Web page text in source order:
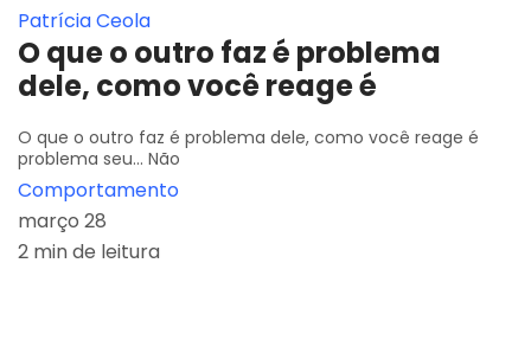
Patrícia Ceola
O que o outro faz é problema
dele, como você reage é
O que o outro faz é problema dele, como você reage é
problema seu... Não
Comportamento
março 28
2 min de leitura